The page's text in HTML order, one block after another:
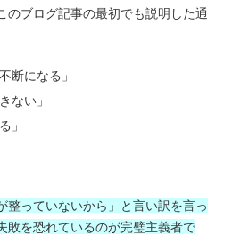
のブログ記事の最初でも説明した通
断になる」
ない」
」
整っていないから」と言い訳を言っ
敗を恐れているのが完璧主義者で